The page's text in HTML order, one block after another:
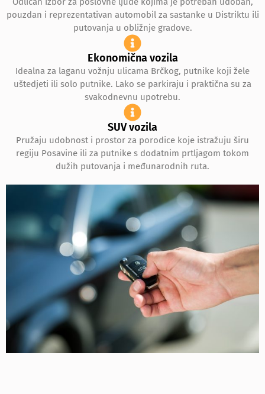
pouzdan i reprezentativan automobil za sastanke u Distriktu ili
putovanja u obližnje gradove.
Ekonomična vozila
Idealna za laganu vožnju ulicama Brčkog, putnike koji žele
uštedjeti ili solo putnike. Lako se parkiraju i praktična su za
svakodnevnu upotrebu.
SUV vozila
Pružaju udobnost i prostor za porodice koje istražuju širu
regiju Posavine ili za putnike s dodatnim prtljagom tokom
dužih putovanja i međunarodnih ruta.